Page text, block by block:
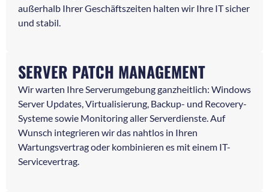
außerhalb Ihrer Geschäftszeiten halten wir Ihre IT sicher
und stabil.
SERVER PATCH MANAGEMENT
Wir warten Ihre Serverumgebung ganzheitlich: Windows
Server Updates, Virtualisierung, Backup- und Recovery-
Systeme sowie Monitoring aller Serverdienste. Auf
Wunsch integrieren wir das nahtlos in Ihren
Wartungsvertrag oder kombinieren es mit einem IT-
Servicevertrag.